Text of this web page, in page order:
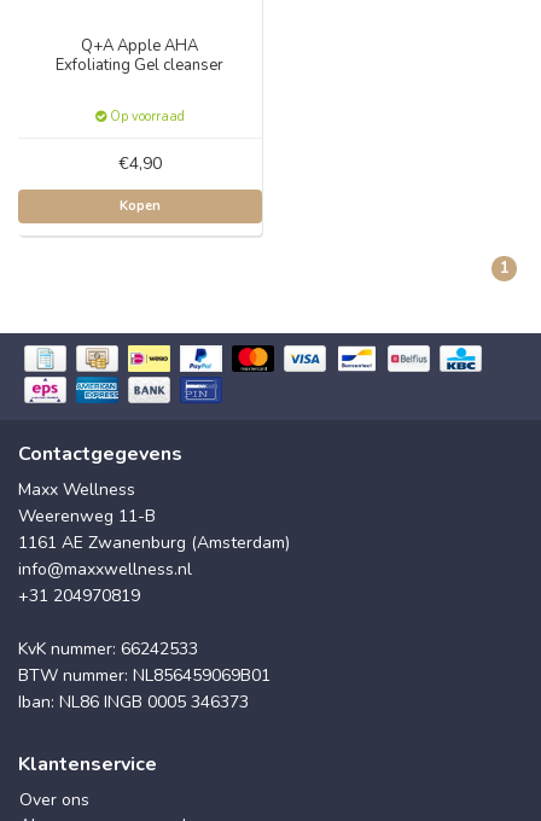
Q+A Apple AHA
Exfoliating Gel cleanser
Op voorraad
€4,90
Kopen
1
Contactgegevens
Maxx Wellness
Weerenweg 11-B
1161 AE Zwanenburg (Amsterdam)
info@maxxwellness.nl
+31 204970819
KvK nummer: 66242533
BTW nummer: NL856459069B01
Iban: NL86 INGB 0005 346373
Klantenservice
Over ons